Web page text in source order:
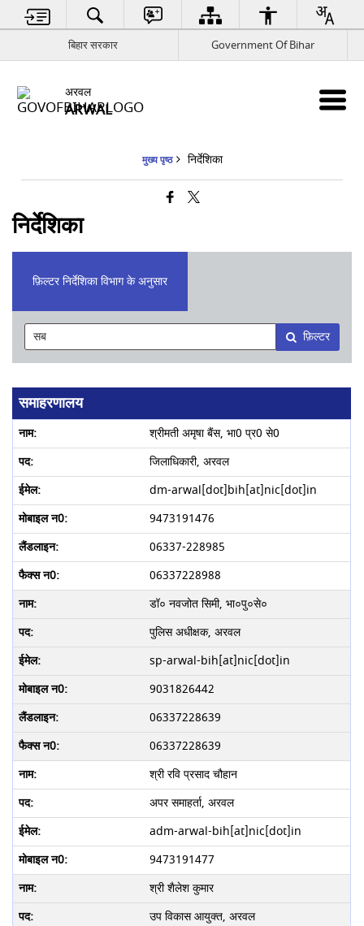
बिहार सरकार Government Of Bihar
अरवल
ARWAL
मुख्य पृष्ठ निर्देशिका
निर्देशिका
फ़िल्टर निर्देशिका विभाग के अनुसार
फ़िल्टर
समाहरणालय
श्रीमती अमृषा बैंस, भा0 प्र0 से0
जिलाधिकारी, अरवल
dm-arwal[dot]bih[at]nic[dot]in
9473191476
06337-228985
06337228988
डॉ० नवजोत सिमी, भा०पु०से०
पुलिस अधीक्षक, अरवल
sp-arwal-bih[at]nic[dot]in
9031826442
06337228639
06337228639
श्री रवि प्रसाद चौहान
अपर समाहर्ता, अरवल
adm-arwal-bih[at]nic[dot]in
9473191477
श्री शैलेश कुमार
उप विकास आयुक्त, अरवल